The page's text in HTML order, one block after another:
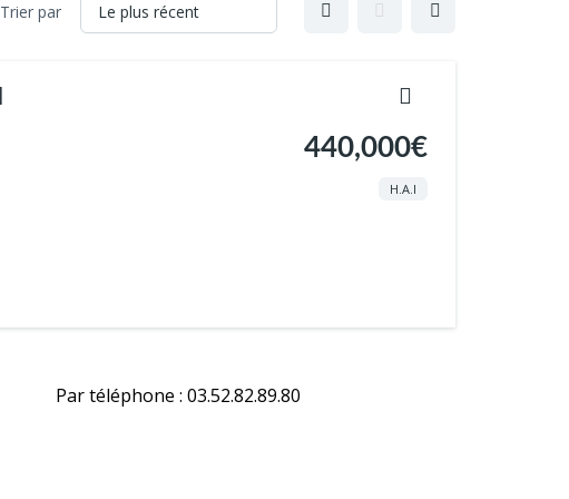
Trier par
440,000€
H.A.I
Par téléphone : 03.52.82.89.80